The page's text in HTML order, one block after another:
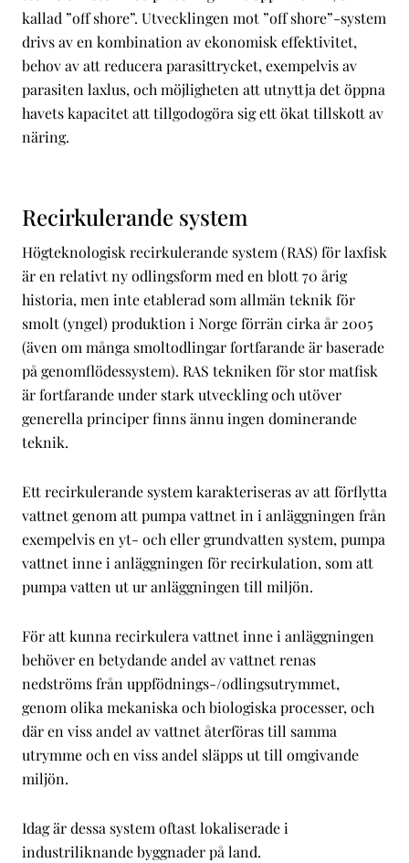
kallad ”off shore”. Utvecklingen mot ”off shore”-system
drivs av en kombination av ekonomisk effektivitet,
behov av att reducera parasittrycket, exempelvis av
parasiten laxlus, och möjligheten att utnyttja det öppna
havets kapacitet att tillgodogöra sig ett ökat tillskott av
näring.
Recirkulerande system
Högteknologisk recirkulerande system (RAS) för laxfisk
är en relativt ny odlingsform med en blott 70 årig
historia, men inte etablerad som allmän teknik för
smolt (yngel) produktion i Norge förrän cirka år 2005
(även om många smoltodlingar fortfarande är baserade
på genomflödessystem). RAS tekniken för stor matfisk
är fortfarande under stark utveckling och utöver
generella principer finns ännu ingen dominerande
teknik.
Ett recirkulerande system karakteriseras av att förflytta
vattnet genom att pumpa vattnet in i anläggningen från
exempelvis en yt- och eller grundvatten system, pumpa
vattnet inne i anläggningen för recirkulation, som att
pumpa vatten ut ur anläggningen till miljön.
För att kunna recirkulera vattnet inne i anläggningen
behöver en betydande andel av vattnet renas
nedströms från uppfödnings-/odlingsutrymmet,
genom olika mekaniska och biologiska processer, och
där en viss andel av vattnet återföras till samma
utrymme och en viss andel släpps ut till omgivande
miljön.
Idag är dessa system oftast lokaliserade i
industriliknande byggnader på land.